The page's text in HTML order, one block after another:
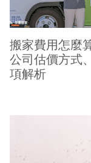
搬家費用怎麼
公司估價方式
項解析